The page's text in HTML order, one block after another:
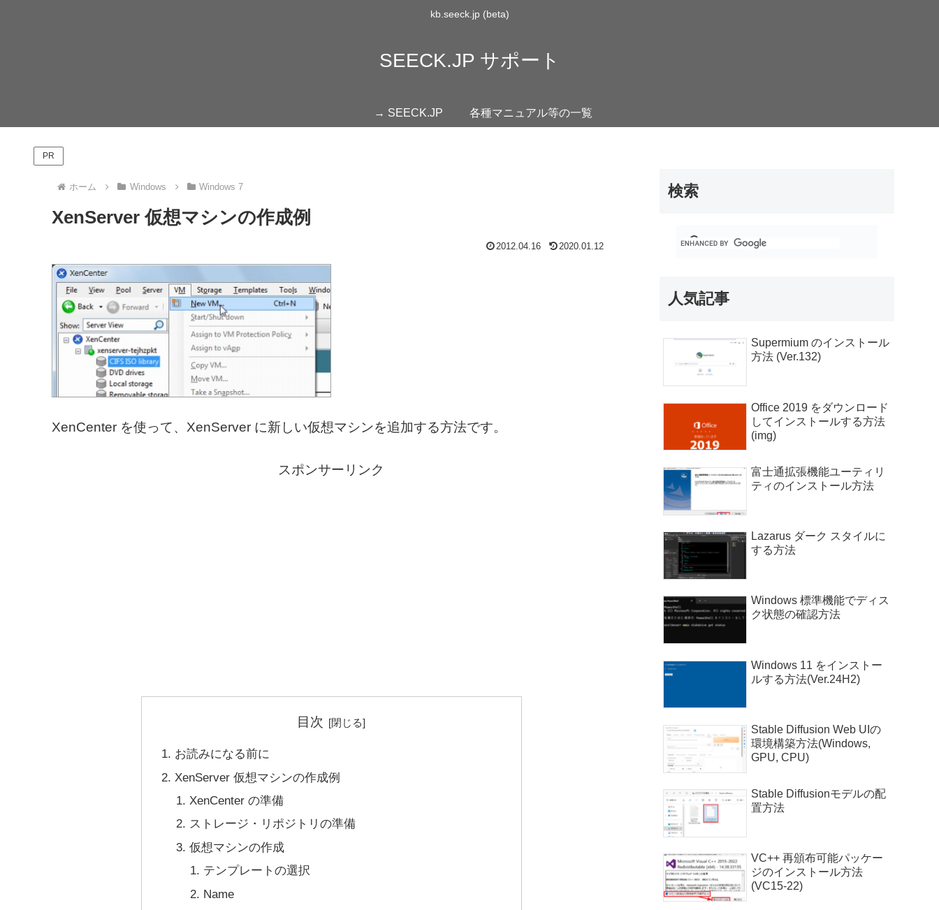
kb.seeck.jp (beta)
SEECK.JP サポート
→ SEECK.JP 各種マニュアル等の一覧
PR
ホーム Windows Windows 7
XenServer 仮想マシンの作成例
2012.04.16 2020.01.12
XenCenter を使って、XenServer に新しい仮想マシンを追加する方法です。
スポンサーリンク
目次
お読みになる前に
XenServer 仮想マシンの作成例
XenCenter の準備
ストレージ・リポジトリの準備
仮想マシンの作成
テンプレートの選択
Name
検索
人気記事
Supermium のインストール
方法 (Ver.132)
Office 2019 をダウンロード
してインストールする方法
(img)
富士通拡張機能ユーティリ
ティのインストール方法
Lazarus ダーク スタイルに
する方法
Windows 標準機能でディス
ク状態の確認方法
Windows 11 をインストー
ルする方法(Ver.24H2)
Stable Diffusion Web UIの
環境構築方法(Windows,
GPU, CPU)
Stable Diffusionモデルの配
置方法
VC++ 再頒布可能パッケー
ジのインストール方法
(VC15-22)